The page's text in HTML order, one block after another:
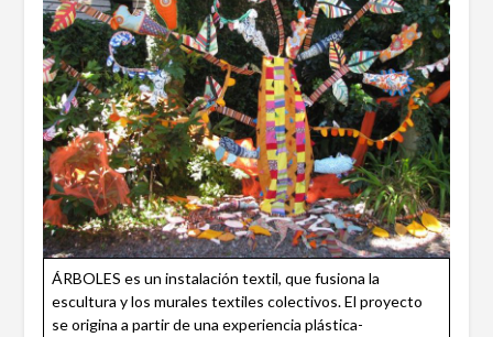
ÁRBOLES es un instalación textil, que fusiona la
escultura y los murales textiles colectivos. El proyecto
se origina a partir de una experiencia plástica-